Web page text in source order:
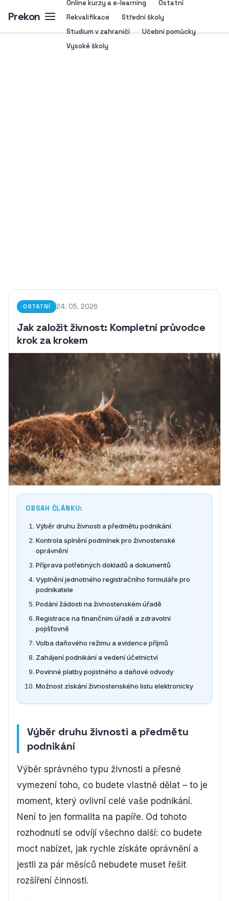
Prekon
Online kurzy a e-learning
Ostatní
Rekvalifikace
Střední školy
Studium v zahraničí
Učební pomůcky
Vysoké školy
OSTATNÍ 24. 05. 2026
Jak založit živnost: Kompletní průvodce
krok za krokem
OBSAH ČLÁNKU:
Výběr druhu živnosti a předmětu podnikání
Kontrola splnění podmínek pro živnostenské
oprávnění
Příprava potřebných dokladů a dokumentů
Vyplnění jednotného registračního formuláře pro
podnikatele
Podání žádosti na živnostenském úřadě
Registrace na finančním úřadě a zdravotní
pojišťovně
Volba daňového režimu a evidence příjmů
Zahájení podnikání a vedení účetnictví
Povinné platby pojistného a daňové odvody
Možnost získání živnostenského listu elektronicky
Výběr druhu živnosti a předmětu
podnikání
Výběr správného typu živnosti a přesné
vymezení toho, co budete vlastně dělat – to je
moment, který ovlivní celé vaše podnikání.
Není to jen formalita na papíře. Od tohoto
rozhodnutí se odvíjí všechno další: co budete
moct nabízet, jak rychle získáte oprávnění a
jestli za pár měsíců nebudete muset řešit
rozšíření činnosti.